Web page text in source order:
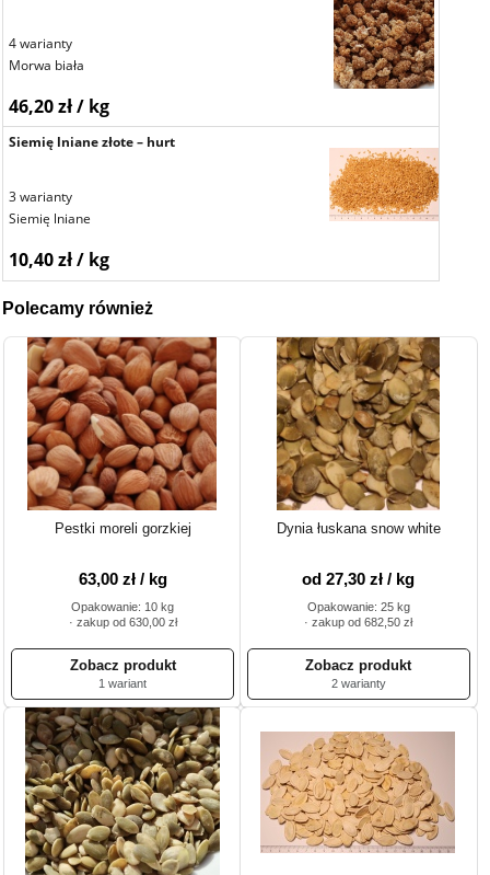
4 warianty
Morwa biała
46,20 zł / kg
Siemię lniane złote – hurt
3 warianty
Siemię lniane
10,40 zł / kg
Polecamy również
Pestki moreli gorzkiej
63,00 zł / kg
Opakowanie: 10 kg
· zakup od 630,00 zł
1 wariant
Dynia łuskana snow white
od 27,30 zł / kg
Opakowanie: 25 kg
· zakup od 682,50 zł
2 warianty